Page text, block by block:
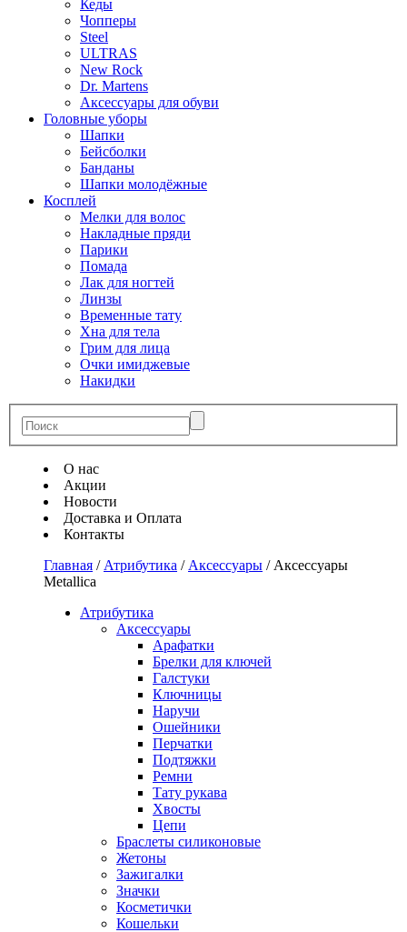
Кеды
Чопперы
Steel
ULTRAS
New Rock
Dr. Martens
Аксессуары для обуви
Головные уборы
Шапки
Бейсболки
Банданы
Шапки молодёжные
Косплей
Мелки для волос
Накладные пряди
Парики
Помада
Лак для ногтей
Линзы
Временные тату
Хна для тела
Грим для лица
Очки имиджевые
Накидки
О нас
Акции
Новости
Доставка и Оплата
Контакты
Главная / Атрибутика / Аксессуары / Аксессуары
Metallica
Атрибутика
Аксессуары
Арафатки
Брелки для ключей
Галстуки
Ключницы
Наручи
Ошейники
Перчатки
Подтяжки
Ремни
Тату рукава
Хвосты
Цепи
Браслеты силиконовые
Жетоны
Зажигалки
Значки
Косметички
Кошельки